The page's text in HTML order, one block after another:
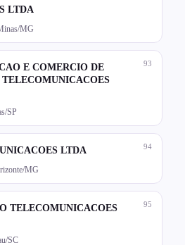
LTDA
MG
93
E COMERCIO DE
SP
94
LTDA
MG
95
TELECOMUNICACOES
SC